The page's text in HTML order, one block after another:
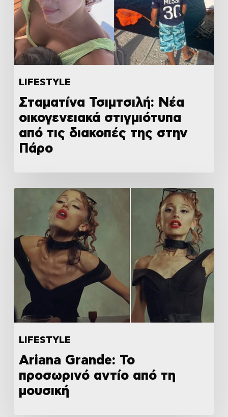
LIFESTYLE
Σταματίνα Τσιμτσιλή: Νέα
οικογενειακά στιγμιότυπα
από τις διακοπές της στην
Πάρο
LIFESTYLE
Ariana Grande: Το
προσωρινό αντίο από τη
μουσική